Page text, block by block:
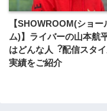
【SHOWROOM(ショー
ム)】ライバーの山本航
はどんな人︖配信スタ
実績をご紹介